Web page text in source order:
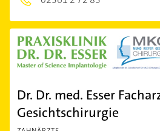
Dr. Dr. med. Esser
Gesichtschirurgie